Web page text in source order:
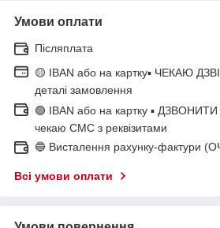
Умови оплати
Післяплата
🟡 IBAN або на картку▪ ЧЕКАЮ
деталі замовлення
🟢 IBAN або на картку ▪
чекаю СМС з реквізитами
🔵 Висталення рахунку-фактури
Всі умови оплати